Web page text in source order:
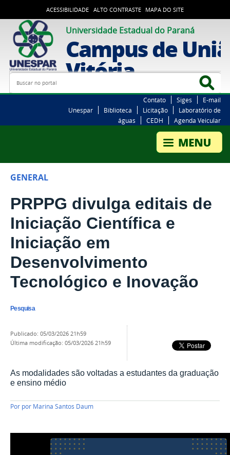
ACESSIBILIDADE ALTO CONTRASTE MAPA DO SITE
Universidade Estadual do Paraná
Campus de
Vitória
Busca
Contato Siges
E-mail
Unespar
Biblioteca Licitação
Laboratório de
águas
CEDH Agenda Veicular
GENERAL
PRPPG divulga editais de
Iniciação Científica e
Iniciação em
Desenvolvimento
Tecnológico e Inovação
Pesquisa
publicado: 05/03/2026 21h59
última modificação: 05/03/2026 21h59
As modalidades são voltadas a estudantes da graduação
e ensino médio
Por por Marina Santos Daum